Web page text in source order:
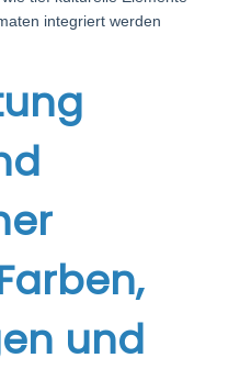
integriert werden
und